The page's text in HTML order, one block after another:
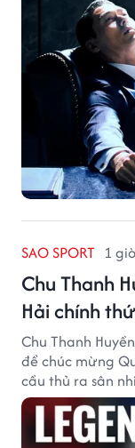
SAO SPORT 1
Chu Thanh
Hải chính
Chu Thanh
để chúc mừng
cầu thủ ra sân